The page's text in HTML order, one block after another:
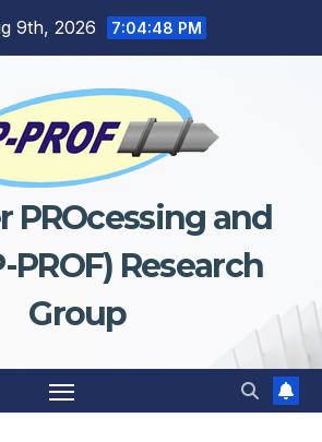
9th, 2026 7:04:49 PM
PROcessing and
PROF) Research
Group